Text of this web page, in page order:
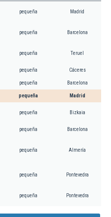
pequeña Madrid
pequeña Barcelona
pequeña Teruel
pequeña Cáceres
pequeña Barcelona
pequeña Madrid
pequeña Bizkaia
pequeña Barcelona
pequeña Almería
pequeña Pontevedra
pequeña Pontevedra